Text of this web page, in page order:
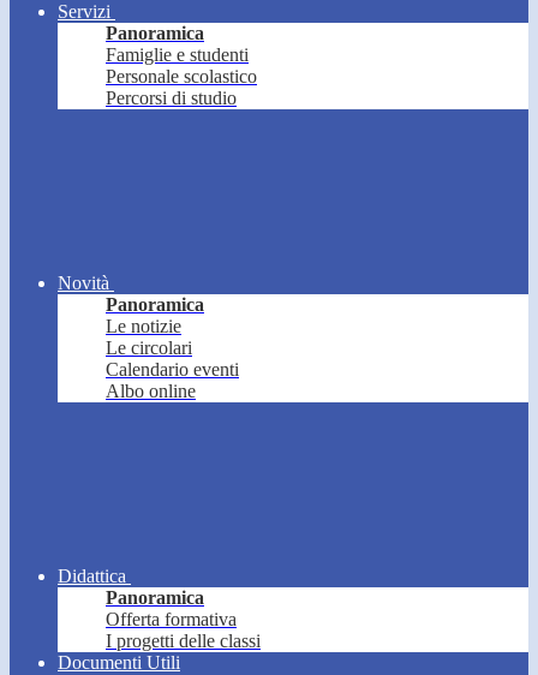
Servizi
Panoramica
Famiglie e studenti
Personale scolastico
Percorsi di studio
Novità
Panoramica
Le notizie
Le circolari
Calendario eventi
Albo online
Didattica
Panoramica
Offerta formativa
I progetti delle classi
Documenti Utili